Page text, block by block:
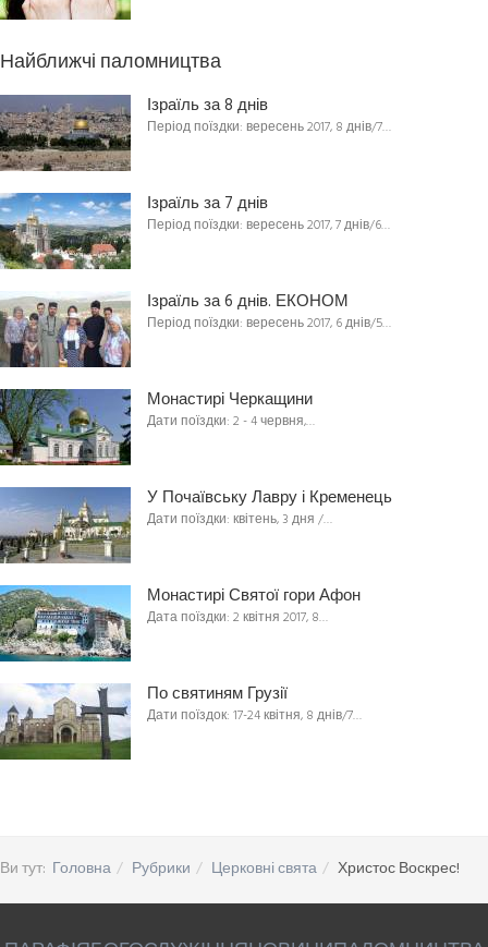
Найближчі паломництва
Ізраїль за 8 днів
Період поїздки: вересень 2017, 8 днів/7…
Ізраїль за 7 днів
Період поїздки: вересень 2017, 7 днів/6…
Ізраїль за 6 днів. ЕКОНОМ
Період поїздки: вересень 2017, 6 днів/5…
Монастирі Черкащини
Дати поїздки: 2 - 4 червня,…
У Почаївську Лавру і Кременець
Дати поїздки: квітень, 3 дня /…
Монастирі Святої гори Афон
Дата поїздки: 2 квітня 2017, 8…
По святиням Грузії
Дати поїздок: 17-24 квітня, 8 днів/7…
Ви тут: Головна Рубрики Церковні свята Христос Воскрес!